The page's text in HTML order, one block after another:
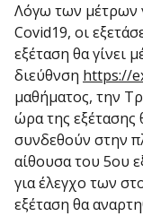
Λόγω των μέτρων
Covid19, οι
εξέταση θα γίνει
διεύθνση https://
μαθήματος, την
ώρα της εξέτασης
συνδεθούν στην
αίθουσα του 5ου
για έλεγχο των
εξέταση θα